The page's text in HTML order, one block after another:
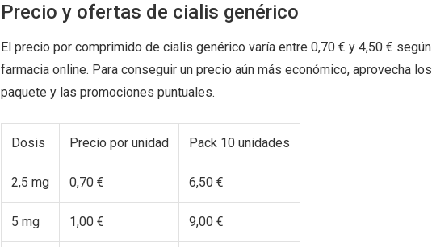
Precio y ofertas de cialis genérico
El precio por comprimido de cialis genérico varía entre 0,70 € y 4,50 €
farmacia online. Para conseguir un precio aún más económico, aprovecha
paquete y las promociones puntuales.
Dosis Precio por unidad Pack 10 unidades
2,5 mg 0,70 € 6,50 €
5 mg 1,00 € 9,00 €